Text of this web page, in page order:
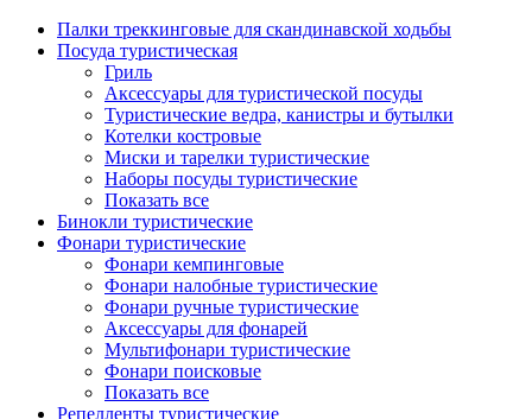
Палки треккинговые для скандинавской ходьбы
Посуда туристическая
Гриль
Аксессуары для туристической посуды
Туристические ведра, канистры и бутылки
Котелки костровые
Миски и тарелки туристические
Наборы посуды туристические
Показать все
Бинокли туристические
Фонари туристические
Фонари кемпинговые
Фонари налобные туристические
Фонари ручные туристические
Аксессуары для фонарей
Мультифонари туристические
Фонари поисковые
Показать все
Репелленты туристические